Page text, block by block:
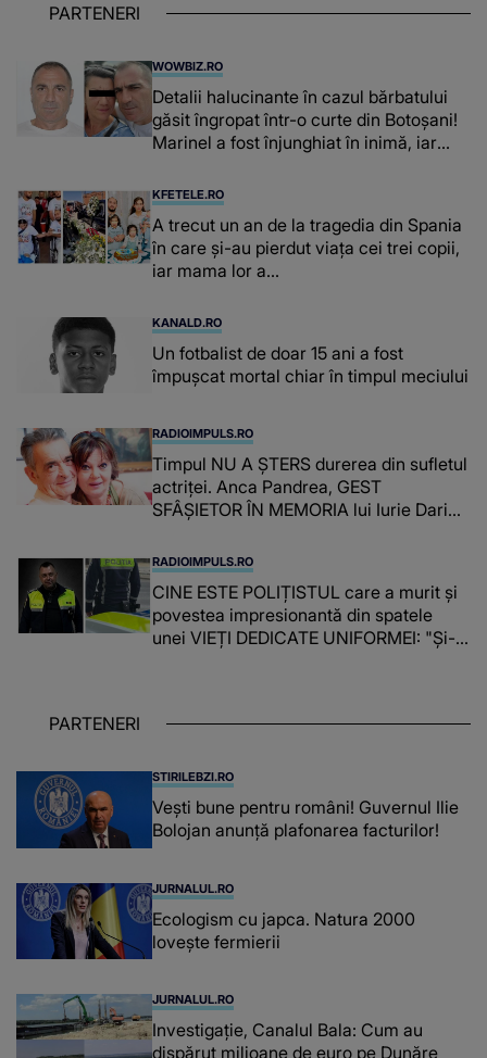
PARTENERI
WOWBIZ.RO
Detalii halucinante în cazul bărbatului
găsit îngropat într-o curte din Botoșani!
Marinel a fost înjunghiat în inimă, iar
suspecți
KFETELE.RO
A trecut un an de la tragedia din Spania
în care și-au pierdut viața cei trei copii,
iar mama lor a…
KANALD.RO
Un fotbalist de doar 15 ani a fost
împușcat mortal chiar în timpul meciului
RADIOIMPULS.RO
Timpul NU A ȘTERS durerea din sufletul
actriței. Anca Pandrea, GEST
SFÂȘIETOR ÎN MEMORIA lui Iurie Darie:
timpul parcă..."
RADIOIMPULS.RO
CINE ESTE POLIȚISTUL care a murit și
povestea impresionantă din spatele
unei VIEȚI DEDICATE UNIFORMEI: "Și-a
PARTENERI
STIRILEBZI.RO
Vești bune pentru români! Guvernul Ilie
Bolojan anunță plafonarea facturilor!
JURNALUL.RO
Ecologism cu japca. Natura 2000
lovește fermierii
JURNALUL.RO
Investigație, Canalul Bala: Cum au
dispărut milioane de euro pe Dunăre